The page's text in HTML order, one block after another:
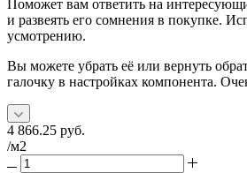
Поможет вам ответить на
и развеять его сомнения в покупке.
усмотрению.
Вы можете убрать её или вернуть
галочку в настройках компонента.
4 866.25 руб.
/м2